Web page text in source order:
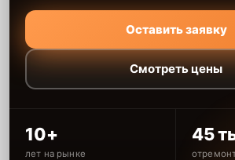
Оставить заявку
Смотреть цены
10+
лет на рынке
45